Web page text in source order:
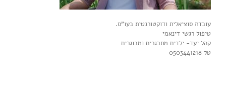
עובדת סוציאלית ודוקטורנטית בעו"ס.
טיפול רגשי דינאמי
קהל יעד- ילדים מתבגרים ומבוגרים
טל 0503441218